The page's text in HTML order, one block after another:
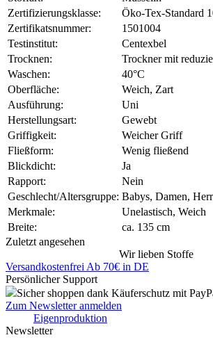
Zertifizierungsklasse:
Öko-Tex-Standard
Zertifikatsnummer:
1501004
Testinstitut:
Centexbel
Trocknen:
Trockner mit
Waschen:
40°C
Oberfläche:
Weich, Zart
Ausführung:
Uni
Herstellungsart:
Gewebt
Griffigkeit:
Weicher Griff
Fließform:
Wenig fließend
Blickdicht:
Ja
Rapport:
Nein
Geschlecht/Altersgruppe: Babys, Damen,
Merkmale:
Unelastisch, Weich
Breite:
ca. 135 cm
Zuletzt angesehen
Wir lieben Stoffe
Versandkostenfrei Ab 70€ in DE
Persönlicher Support
Sicher shoppen dank Käuferschutz mit
Zum Newsletter anmelden
Eigenproduktion
Newsletter